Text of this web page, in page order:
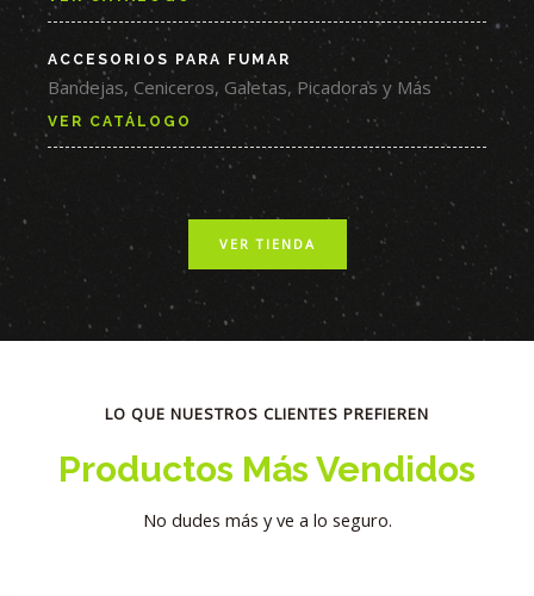
ACCESORIOS PARA FUMAR
Bandejas, Ceniceros, Galetas, Picadoras y Más
VER CATÁLOGO
VER TIENDA
LO QUE NUESTROS CLIENTES PREFIEREN
Productos Más Vendidos
No dudes más y ve a lo seguro.